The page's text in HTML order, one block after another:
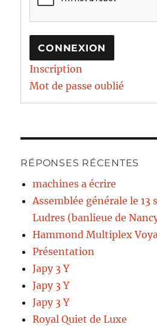
CONNEXION
Inscription
Mot de passe oublié
RÉPONSES RÉCENTES
machines a écrire
Assemblée générale le 13
Ludres (banlieue de
Hammond Multiplex
Présentation
Japy 3 Y
Japy 3 Y
Japy 3 Y
Royal Quiet de Luxe